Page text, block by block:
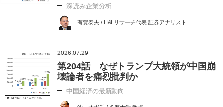
深読み企業分析
有賀泰夫 / H&Lリサーチ代表 証券アナリスト
2026.07.29
第204話 なぜトランプ大統領が中国崩
壊論者を痛烈批判か
中国経済の最新動向